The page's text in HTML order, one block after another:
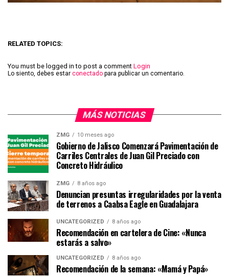
RELATED TOPICS:
You must be logged in to post a comment Login
Lo siento, debes estar conectado para publicar un comentario.
MÁS NOTICIAS
ZMG 10 meses ago
Gobierno de Jalisco Comenzará Pavimentación de
Carriles Centrales de Juan Gil Preciado con
Concreto Hidráulico
ZMG 8 años ago
Denuncian presuntas irregularidades por la venta
de terrenos a Caabsa Eagle en Guadalajara
UNCATEGORIZED 8 años ago
Recomendación en cartelera de Cine: «Nunca
estarás a salvo»
UNCATEGORIZED 8 años ago
Recomendación de la semana: «Mamá y Papá»